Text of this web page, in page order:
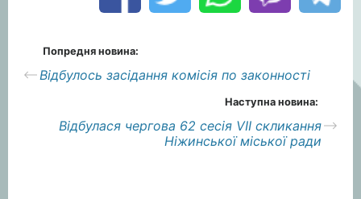
Попредня новина:
Відбулось засідання комісія по законності
Наступна новина:
Відбулася чергова 62 сесія VII скликання
Ніжинської міської ради